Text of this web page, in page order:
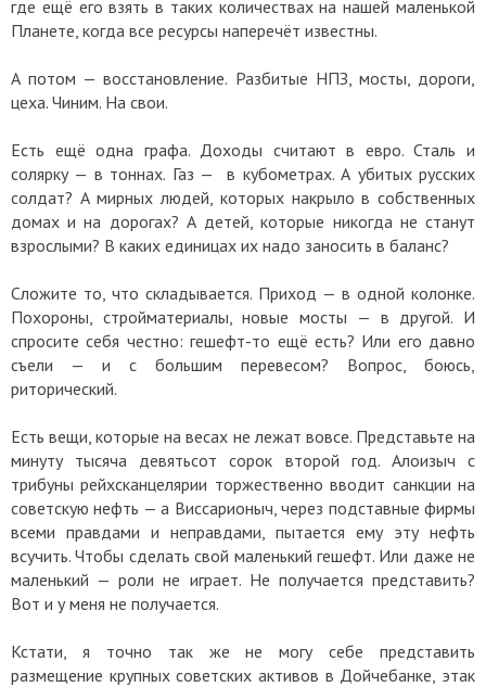
где ещё его взять в таких количествах на нашей маленькой
Планете, когда все ресурсы наперечёт известны.
А потом — восстановление. Разбитые НПЗ, мосты, дороги,
цеха. Чиним. На свои.
Есть ещё одна графа. Доходы считают в евро. Сталь и
солярку — в тоннах. Газ — в кубометрах. А убитых русских
солдат? А мирных людей, которых накрыло в собственных
домах и на дорогах? А детей, которые никогда не станут
взрослыми? В каких единицах их надо заносить в баланс?
Сложите то, что складывается. Приход — в одной колонке.
Похороны, стройматериалы, новые мосты — в другой. И
спросите себя честно: гешефт-то ещё есть? Или его давно
съели — и с большим перевесом? Вопрос, боюсь,
риторический.
Есть вещи, которые на весах не лежат вовсе. Представьте на
минуту тысяча девятьсот сорок второй год. Алоизыч с
трибуны рейхсканцелярии торжественно вводит санкции на
советскую нефть — а Виссарионыч, через подставные фирмы
всеми правдами и неправдами, пытается ему эту нефть
всучить. Чтобы сделать свой маленький гешефт. Или даже не
маленький — роли не играет. Не получается представить?
Вот и у меня не получается.
Кстати, я точно так же не могу себе представить
размещение крупных советских активов в Дойчебанке, этак